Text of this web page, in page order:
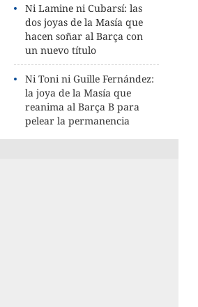
Ni Lamine ni Cubarsí: las
dos joyas de la Masía que
hacen soñar al Barça con
un nuevo título
Ni Toni ni Guille Fernández:
la joya de la Masía que
reanima al Barça B para
pelear la permanencia